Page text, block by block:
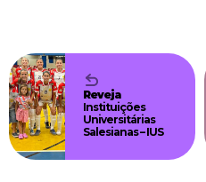
Reveja
Instituições
Universitárias
Salesianas – IUS